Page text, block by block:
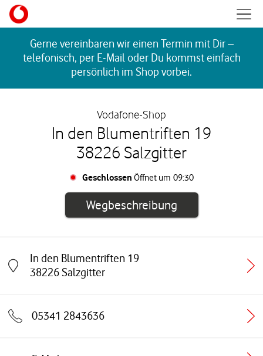
Skip to content
Gerne vereinbaren wir einen Termin mit Dir –
telefonisch, per E-Mail oder Du kommst einfach
persönlich im Shop vorbei.
Vodafone-Shop
In den Blumentriften 19
38226 Salzgitter
Geschlossen Öffnet um 09:30
WegbeschreibungLink öffnet in
In den Blumentriften 19
38226 Salzgitter
Link öffnet in einem neuen Tab
05341 2843636